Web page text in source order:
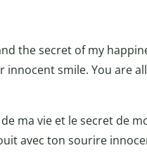
the secret of my
smile. You are
ma vie et le secret de
avec ton sourire